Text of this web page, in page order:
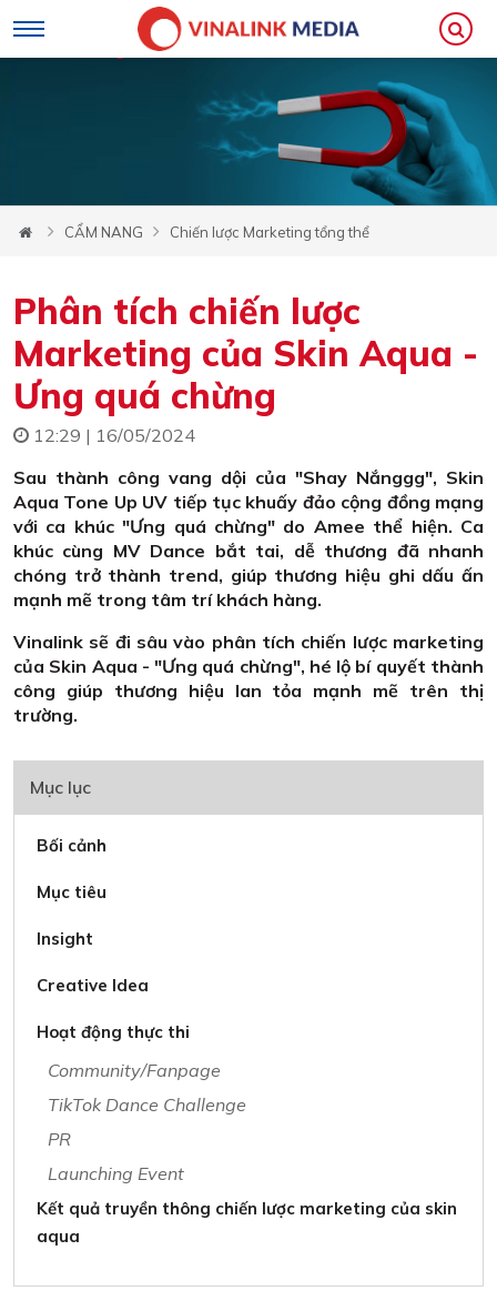
CẨM NANG Chiến lược Marketing tổng thể
Phân tích chiến lược
Marketing của Skin Aqua -
Ưng quá chừng
12:29 | 16/05/2024
Sau thành công vang dội của "Shay Nắnggg", Skin
Aqua Tone Up UV tiếp tục khuấy đảo cộng đồng mạng
với ca khúc "Ưng quá chừng" do Amee thể hiện. Ca
khúc cùng MV Dance bắt tai, dễ thương đã nhanh
chóng trở thành trend, giúp thương hiệu ghi dấu ấn
mạnh mẽ trong tâm trí khách hàng.
Vinalink sẽ đi sâu vào phân tích chiến lược marketing
của Skin Aqua - "Ưng quá chừng", hé lộ bí quyết thành
công giúp thương hiệu lan tỏa mạnh mẽ trên thị
trường.
Mục lục
Bối cảnh
Mục tiêu
Insight
Creative Idea
Hoạt động thực thi
Community/Fanpage
TikTok Dance Challenge
PR
Launching Event
Kết quả truyền thông chiến lược marketing của skin
aqua